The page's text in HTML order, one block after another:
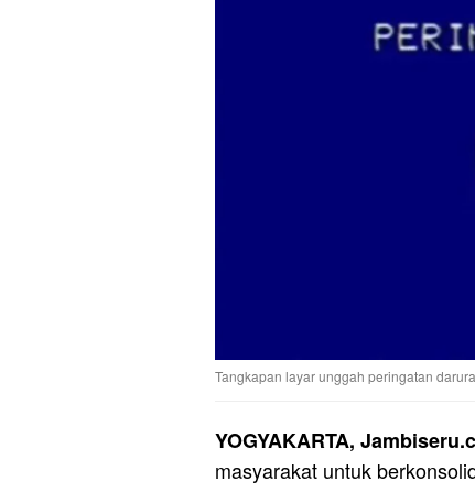
Tangkapan layar unggah peringatan
YOGYAKARTA,
masyarakat untuk